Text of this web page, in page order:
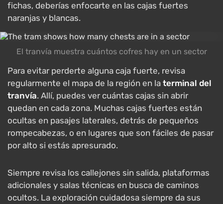
fichas, deberías enfocarte en las cajas fuertes
naranjas y blancas.
El tranvía muestra cuántos cofres hay en un sector
Para evitar perderte alguna caja fuerte, revisa
regularmente el mapa de la región en la terminal del
tranvía. Allí, puedes ver cuántas cajas sin abrir
quedan en cada zona. Muchas cajas fuertes están
ocultas en pasajes laterales, detrás de pequeños
rompecabezas, o en lugares que son fáciles de pasar
por alto si estás apresurado.
Siempre revisa los callejones sin salida, plataformas
adicionales y salas técnicas en busca de caminos
ocultos. La exploración cuidadosa siempre da sus